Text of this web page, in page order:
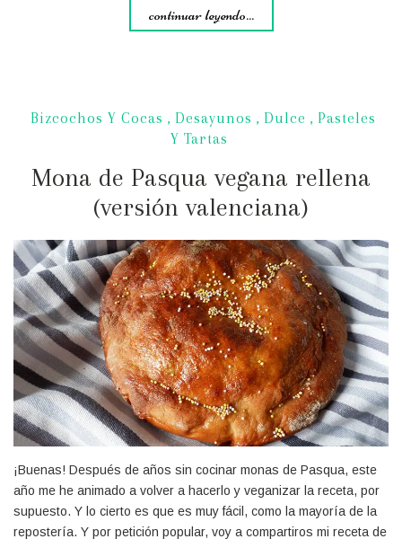
continuar leyendo...
Bizcochos Y Cocas , Desayunos , Dulce , Pasteles
Y Tartas
Mona de Pasqua vegana rellena
(versión valenciana)
¡Buenas! Después de años sin cocinar monas de Pasqua, este
año me he animado a volver a hacerlo y veganizar la receta, por
supuesto. Y lo cierto es que es muy fácil, como la mayoría de la
repostería. Y por petición popular, voy a compartiros mi receta de